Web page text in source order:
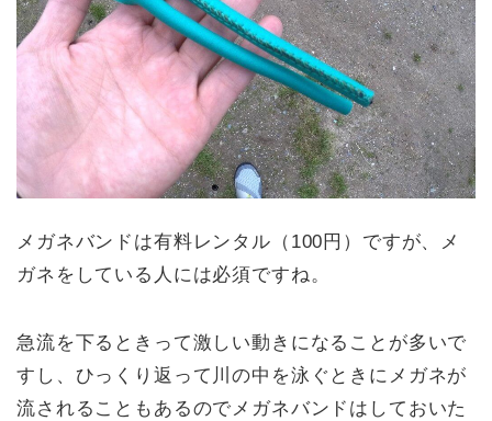
メガネバンドは有料レンタル（100円）ですが、メ
ガネをしている人には必須ですね。
急流を下るときって激しい動きになることが多いで
すし、ひっくり返って川の中を泳ぐときにメガネが
流されることもあるのでメガネバンドはしておいた